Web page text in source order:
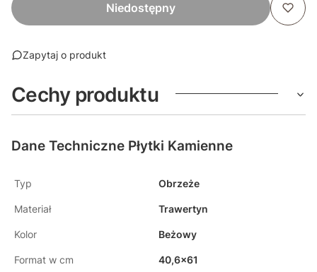
Niedostępny
Zapytaj o produkt
Cechy produktu
Dane Techniczne Płytki Kamienne
Typ Obrzeże
Materiał Trawertyn
Kolor Beżowy
Format w cm 40,6x61